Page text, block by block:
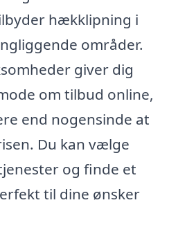
hækklipning i
områder.
giver dig
om tilbud online,
end nogensinde at
Du kan vælge
og finde et
til dine ønsker